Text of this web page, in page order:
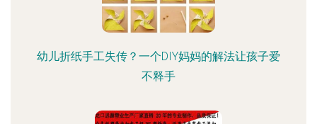
幼儿折纸手工失传？一个DIY妈妈的解法让孩子爱
不释手